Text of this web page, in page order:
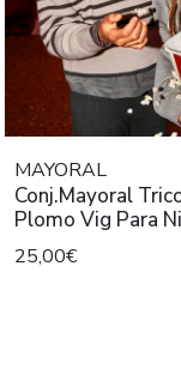
MAYORAL
Conj.Mayoral
Plomo Vig Para
25,00€